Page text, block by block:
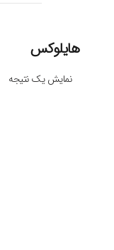
هایلوکس
نمایش یک نتیجه